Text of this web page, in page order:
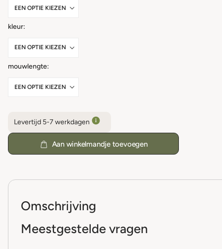
kleur
mouwlengte
Levertijd 5-7 werkdagen
Aan winkelmandje toevoegen
Omschrijving
Meestgestelde vragen